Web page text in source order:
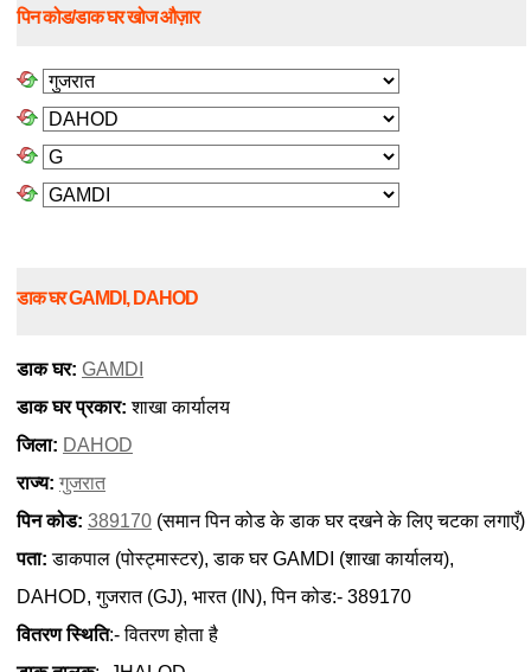
पिन कोड/डाक घर खोज औज़ार
डाक घर GAMDI, DAHOD
डाक घर: GAMDI
डाक घर प्रकार: शाखा कार्यालय
जिला: DAHOD
राज्य: गुजरात
पिन कोड: 389170 (समान पिन कोड के डाक घर दखने के लिए चटका लगाएँ)
पता: डाकपाल (पोस्ट्मास्टर), डाक घर GAMDI (शाखा कार्यालय),
DAHOD, गुजरात (GJ), भारत (IN), पिन कोड:- 389170
वितरण स्थिति:- वितरण होता है